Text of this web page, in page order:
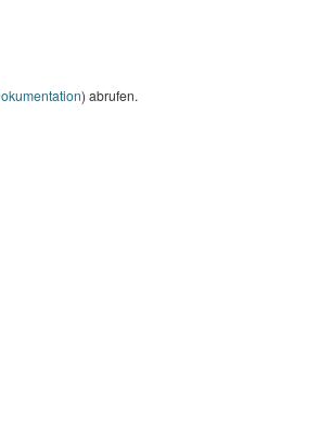
) abrufen.